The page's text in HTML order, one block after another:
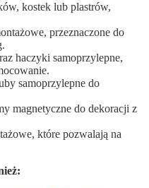
kostek lub plastrów,
przeznaczone do
haczyki samoprzylepne,
samoprzylepne do
magnetyczne do dekoracji z
które pozwalają na